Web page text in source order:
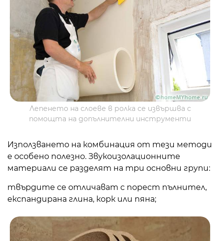
Лепенето на слоеве в ролка се извършва с
помощта на допълнителни инструменти
Използването на комбинация от тези методи
е особено полезно. Звукоизолационните
материали се разделят на три основни групи:
твърдите се отличават с порест пълнител,
експандирана глина, корк или пяна;